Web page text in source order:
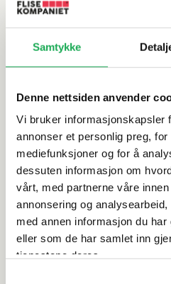
Samtykke
Denne nettsiden anvender
Vi bruker informasjonskapsler
annonser et personlig preg,
mediefunksjoner og for å
dessuten informasjon om
vårt, med partnerne våre
annonsering og
med annen informasjon du
eller som de har samlet inn
tjenestene deres.
Slik kan du få varen
Bestillingsvare: Forventes
På lager i1 butikk
Italiensk kvalitetsdesign
For innbyggingssystem
Tilgjengelig i 8 spennende
Artikkelnr. 101347865
Beregn frakten